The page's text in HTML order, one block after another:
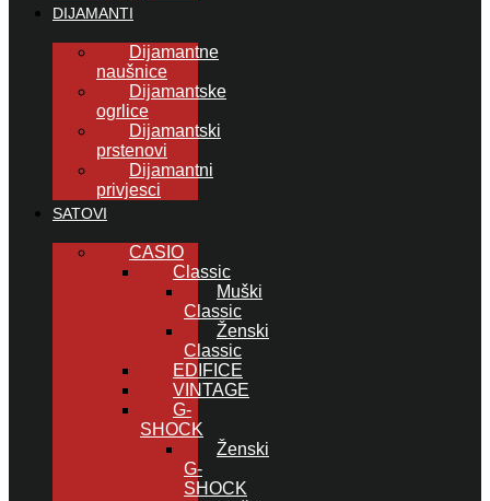
DIJAMANTI
Dijamantne
naušnice
Dijamantske
ogrlice
Dijamantski
prstenovi
Dijamantni
privjesci
SATOVI
CASIO
Classic
Muški
Classic
Ženski
Classic
EDIFICE
VINTAGE
G-
SHOCK
Ženski
G-
SHOCK